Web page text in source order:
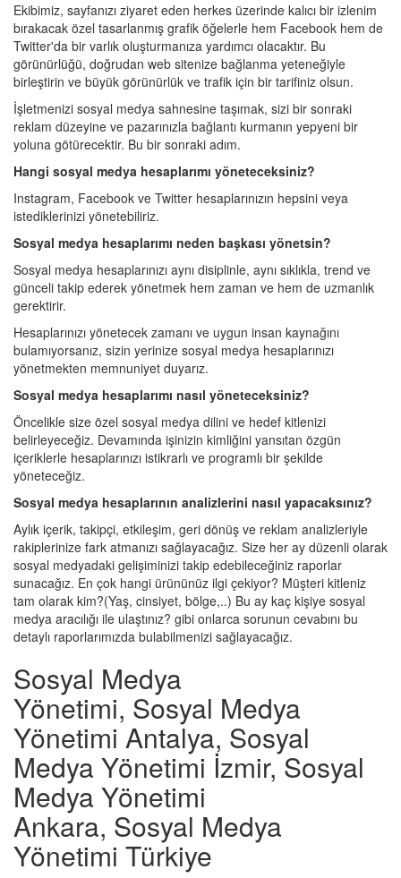
Ekibimiz, sayfanızı ziyaret eden herkes üzerinde kalıcı bir izlenim
bırakacak özel tasarlanmış grafik öğelerle hem Facebook hem de
Twitter'da bir varlık oluşturmanıza yardımcı olacaktır. Bu
görünürlüğü, doğrudan web sitenize bağlanma yeteneğiyle
birleştirin ve büyük görünürlük ve trafik için bir tarifiniz olsun.
İşletmenizi sosyal medya sahnesine taşımak, sizi bir sonraki
reklam düzeyine ve pazarınızla bağlantı kurmanın yepyeni bir
yoluna götürecektir. Bu bir sonraki adım.
Hangi sosyal medya hesaplarımı yöneteceksiniz?
Instagram, Facebook ve Twitter hesaplarınızın hepsini veya
istediklerinizi yönetebiliriz.
Sosyal medya hesaplarımı neden başkası yönetsin?
Sosyal medya hesaplarınızı aynı disiplinle, aynı sıklıkla, trend ve
günceli takip ederek yönetmek hem zaman ve hem de uzmanlık
gerektirir.
Hesaplarınızı yönetecek zamanı ve uygun insan kaynağını
bulamıyorsanız, sizin yerinize sosyal medya hesaplarınızı
yönetmekten memnuniyet duyarız.
Sosyal medya hesaplarımı nasıl yöneteceksiniz?
Öncelikle size özel sosyal medya dilini ve hedef kitlenizi
belirleyeceğiz. Devamında işinizin kimliğini yansıtan özgün
içeriklerle hesaplarınızı istikrarlı ve programlı bir şekilde
yöneteceğiz.
Sosyal medya hesaplarının analizlerini nasıl yapacaksınız?
Aylık içerik, takipçi, etkileşim, geri dönüş ve reklam analizleriyle
rakiplerinize fark atmanızı sağlayacağız. Size her ay düzenli olarak
sosyal medyadaki gelişiminizi takip edebileceğiniz raporlar
sunacağız. En çok hangi ürününüz ilgi çekiyor? Müşteri kitleniz
tam olarak kim?(Yaş, cinsiyet, bölge,..) Bu ay kaç kişiye sosyal
medya aracılığı ile ulaştınız? gibi onlarca sorunun cevabını bu
detaylı raporlarımızda bulabilmenizi sağlayacağız.
Sosyal Medya
Yönetimi, Sosyal Medya
Yönetimi Antalya, Sosyal
Medya Yönetimi İzmir, Sosyal
Medya Yönetimi
Ankara, Sosyal Medya
Yönetimi Türkiye